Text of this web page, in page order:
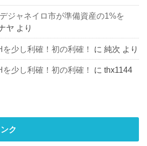
ジャネイロ市が準備資産の1%を
ヤ より
少し利確！初の利確！ に純次 より
少し利確！初の利確！ にthx1144
ク